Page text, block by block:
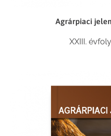
Agrárpiaci
XXIII.